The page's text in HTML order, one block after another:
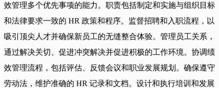
效管理多个优先事项的能力。职责包括制定和实施与组织目标
和法律要求一致的 HR 政策和程序。监督招聘和入职流程，以
吸引顶尖人才并确保新员工的无缝整合体验。管理员工关系，
通过解决关切、促进冲突解决并促进积极的工作环境。协调绩
效管理流程，包括评估、反馈会议和职业发展规划。确保遵守
劳动法，维护准确的 HR 记录和文档。设计和执行培训和发展